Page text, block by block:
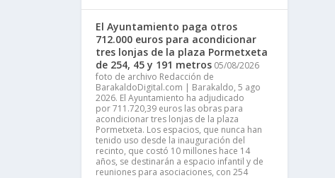
El Ayuntamiento paga otros
712.000 euros para acondicionar
tres lonjas de la plaza Pormetxeta
de 254, 45 y 191 metros 05/08/2026
foto de archivo Redacción de
BarakaldoDigital.com | Barakaldo, 5 ago
2026. El Ayuntamiento ha adjudicado
por 711.720,39 euros las obras para
acondicionar tres lonjas de la plaza
Pormetxeta. Los espacios, que nunca han
tenido uso desde la inauguración del
recinto, que costó 10 millones hace 14
años, se destinarán a espacio infantil y de
reuniones para asociaciones, con 254